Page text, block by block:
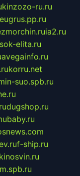
kinzozo-ru.ru
eugrus.pp.ru
ia2.ru
elita.ru
avegainfo.ru
korru.net
suo.spb.ru
dugshop.ru
f-ship.ru
kinosvin.ru